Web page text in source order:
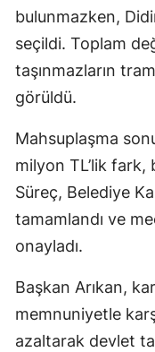
bulunmazken,
seçildi. Toplam
taşınmazların
görüldü.
Mahsuplaşma
milyon TL’lik
Süreç, Belediye
tamamlandı ve
onayladı.
Başkan Arıkan,
memnuniyetle
azaltarak devlet